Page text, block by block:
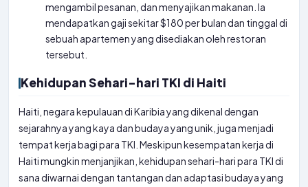
mengambil pesanan, dan menyajikan makanan. Ia
mendapatkan gaji sekitar $180 per bulan dan tinggal di
sebuah apartemen yang disediakan oleh restoran
tersebut.
Kehidupan Sehari-hari TKI di Haiti
Haiti, negara kepulauan di Karibia yang dikenal dengan
sejarahnya yang kaya dan budaya yang unik, juga menjadi
tempat kerja bagi para TKI. Meskipun kesempatan kerja di
Haiti mungkin menjanjikan, kehidupan sehari-hari para TKI di
sana diwarnai dengan tantangan dan adaptasi budaya yang